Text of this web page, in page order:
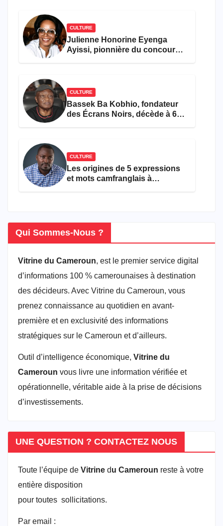
CULTURE
Julienne Honorine Eyenga
Ayissi, pionnière du concours
CULTURE
Bassek Ba Kobhio, fondateur
des Écrans Noirs, décède à 69
CULTURE
Les origines de 5 expressions
et mots camfranglais à
Qui Sommes-Nous ?
Vitrine du Cameroun, est le premier service digital
d’informations 100 % camerounaises à destination
des décideurs. Avec Vitrine du Cameroun, vous
prenez connaissance au quotidien en avant-
première et en exclusivité des informations
stratégiques sur le Cameroun et d’ailleurs.
Outil d’intelligence économique, Vitrine du
Cameroun vous livre une information vérifiée et
opérationnelle, véritable aide à la prise de décisions
d’investissements.
UNE QUESTION ? CONTACTEZ NOUS
Toute l’équipe de Vitrine du Cameroun reste à votre
entière disposition
pour toutes sollicitations.
Par email :